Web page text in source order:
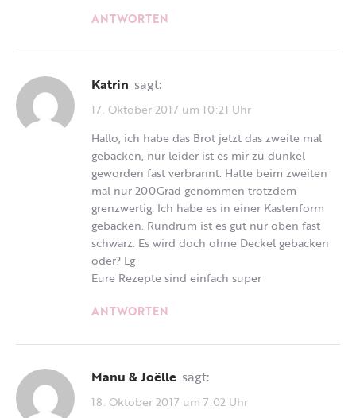
ANTWORTEN
Katrin sagt:
17. Oktober 2017 um 10:21 Uhr
Hallo, ich habe das Brot jetzt das zweite mal
gebacken, nur leider ist es mir zu dunkel
geworden fast verbrannt. Hatte beim zweiten
mal nur 200Grad genommen trotzdem
grenzwertig. Ich habe es in einer Kastenform
gebacken. Rundrum ist es gut nur oben fast
schwarz. Es wird doch ohne Deckel gebacken
oder? Lg
Eure Rezepte sind einfach super
ANTWORTEN
Manu & Joëlle sagt:
18. Oktober 2017 um 7:02 Uhr